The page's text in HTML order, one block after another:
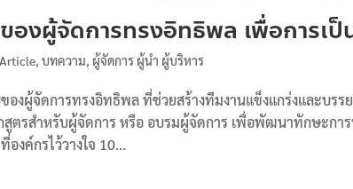
งผู้จัดการทรงอิทธิพล เพื่อการเป็
Article,บทความ, ผู้จัดการ ผู้นำ ผู้บริหาร
ผู้จัดการทรงอิทธิพล ที่ช่วยสร้างทีมงานแข็งแกร่งและบรรย
ตรสำหรับผู้จัดการ หรือ อบรมผู้จัดการ เพื่อพัฒนาทักษะการ
งค์กรไว้วางใจ 10...